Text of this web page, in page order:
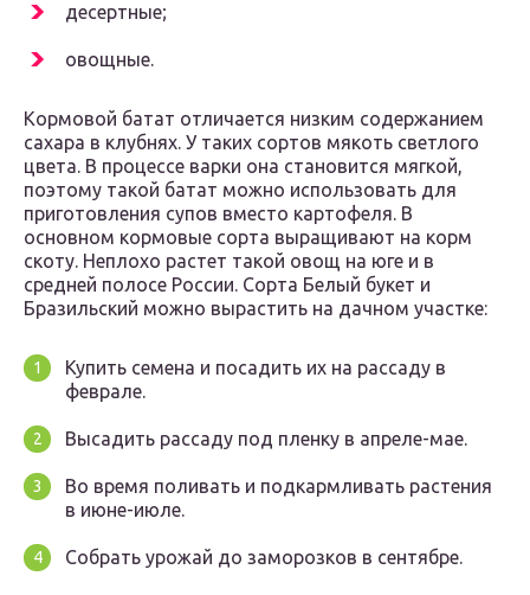
десертные;
овощные.
Кормовой батат отличается низким содержанием
сахара в клубнях. У таких сортов мякоть светлого
цвета. В процессе варки она становится мягкой,
поэтому такой батат можно использовать для
приготовления супов вместо картофеля. В
основном кормовые сорта выращивают на корм
скоту. Неплохо растет такой овощ на юге и в
средней полосе России. Сорта Белый букет и
Бразильский можно вырастить на дачном участке:
Купить семена и посадить их на рассаду в
феврале.
Высадить рассаду под пленку в апреле-мае.
Во время поливать и подкармливать растения
в июне-июле.
Собрать урожай до заморозков в сентябре.